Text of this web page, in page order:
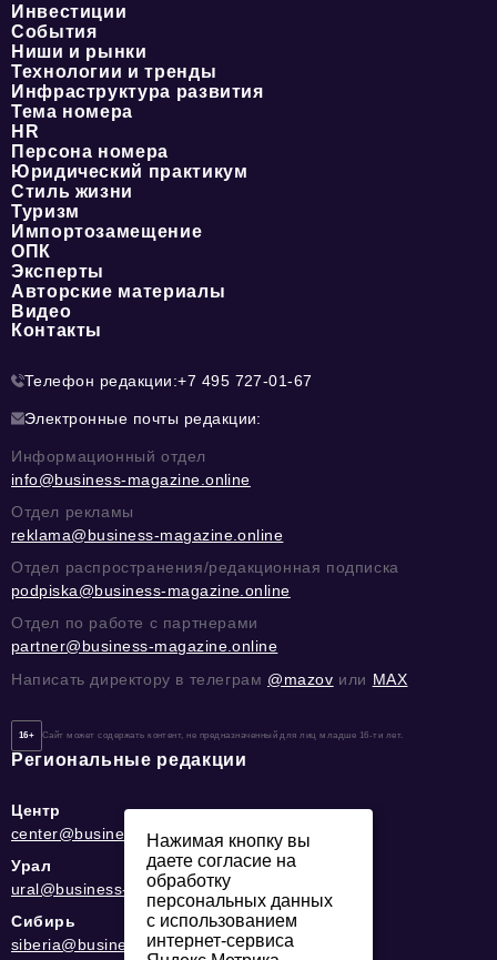
Инвестиции
События
Ниши и рынки
Технологии и тренды
Инфраструктура развития
Тема номера
HR
Персона номера
Юридический практикум
Стиль жизни
Туризм
Импортозамещение
ОПК
Эксперты
Авторские материалы
Видео
Контакты
Телефон редакции:+7 495 727-01-67
Электронные почты редакции:
Информационный отдел
info@business-magazine.online
Отдел рекламы
reklama@business-magazine.online
Отдел распространения/редакционная подписка
podpiska@business-magazine.online
Отдел по работе с партнерами
partner@business-magazine.online
Написать директору в телеграм @mazov или MAX
16+ Сайт может содержать контент, не предназначенный для лиц младше 16-ти лет.
Региональные редакции
Центр
center@business-magazine.online
Урал
ural@business-magazine.online
Сибирь
siberia@business-magazine.online
Нажимая кнопку вы
даете согласие на
обработку
персональных данных
с использованием
интернет-сервиса